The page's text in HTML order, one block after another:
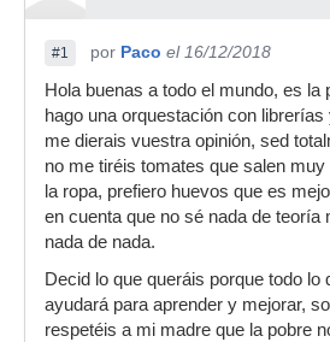
#1 por Paco el 16/12/2018
Hola buenas a todo el mundo, es la
hago una orquestación con
me dierais vuestra opinión, sed
no me tiréis tomates que salen
la ropa, prefiero huevos que es
en cuenta que no sé nada de teoría
nada de nada.
Decid lo que queráis porque todo lo
ayudará para aprender y mejorar,
respetéis a mi madre que la pobre